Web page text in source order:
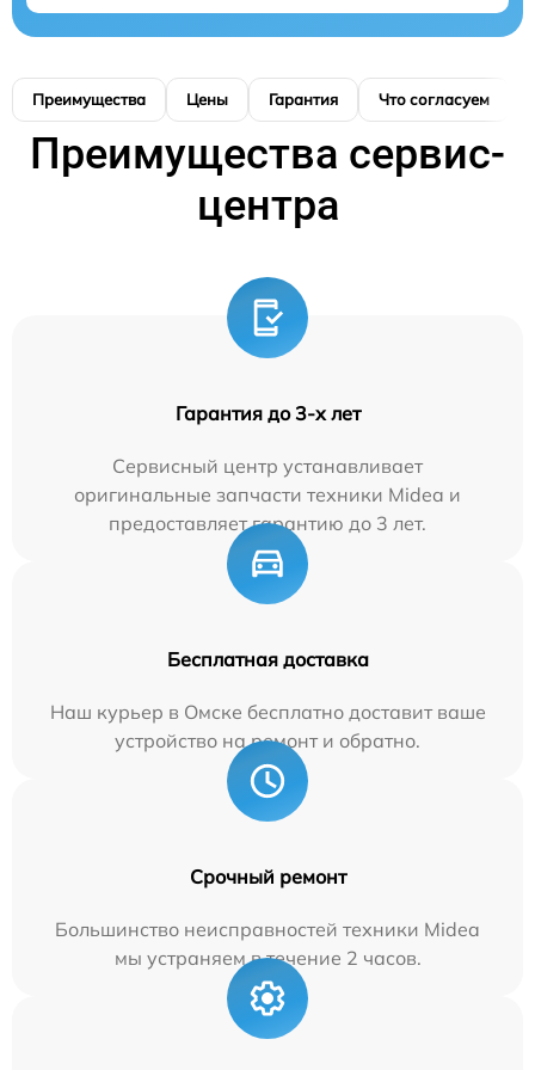
Преимущества Цены Гарантия Что согласуем
Преимущества сервис-
центра
Гарантия до 3-х лет
Сервисный центр устанавливает
оригинальные запчасти техники Midea и
предоставляет гарантию до 3 лет.
Бесплатная доставка
Наш курьер в Омске бесплатно доставит ваше
устройство на ремонт и обратно.
Срочный ремонт
Большинство неисправностей техники Midea
мы устраняем в течение 2 часов.